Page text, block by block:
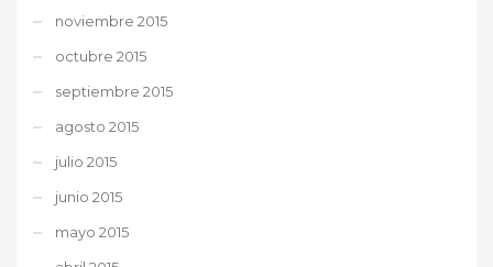
noviembre 2015
octubre 2015
septiembre 2015
agosto 2015
julio 2015
junio 2015
mayo 2015